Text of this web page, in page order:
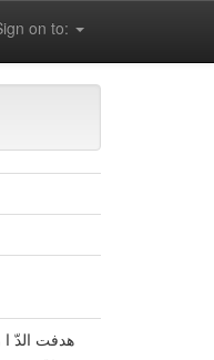
on to:
هدفت الدّ ا